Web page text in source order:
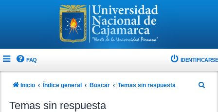
FAQ IDENTIFICARSE
Inicio Índice general Buscar Temas sin respuesta
Temas sin respuesta